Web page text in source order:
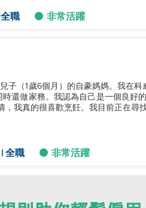
職 非常活躍
子（1歲6個月）的自豪媽媽。我在
還做家務。我認為自己是一個良好
我真的很喜歡烹飪。我目前正在尋
全職 非常活躍